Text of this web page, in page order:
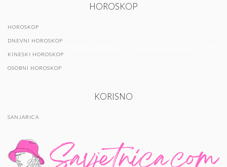
HOROSKOP
HOROSKOP
DNEVNI HOROSKOP
KINESKI HOROSKOP
OSOBNI HOROSKOP
KORISNO
SANJARICA